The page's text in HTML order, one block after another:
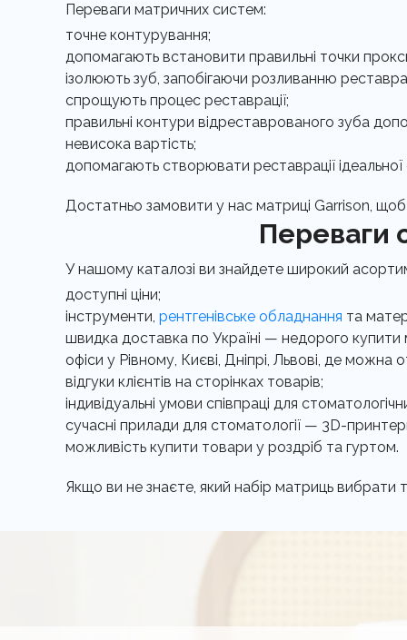
Переваги матричних систем:
точне контурування;
допомагають встановити правильні точки
ізолюють зуб, запобігаючи розливанню
спрощують процес реставрації;
правильні контури відреставрованого зуба
невисока вартість;
допомагають створювати реставрації
Достатньо замовити у нас матриці Garrison, щоб
Переваги
У нашому каталозі ви знайдете широкий
доступні ціни;
інструменти,рентгенівське обладнання та
швидка доставка по Україні — недорого
офіси у Рівному, Києві, Дніпрі, Львові, де
відгуки клієнтів на сторінках товарів;
індивідуальні умови співпраці для
сучасні прилади для стоматології — 3D-
можливість купити товари у роздріб та гуртом.
Якщо ви не знаєте, який набір матриць вибрати